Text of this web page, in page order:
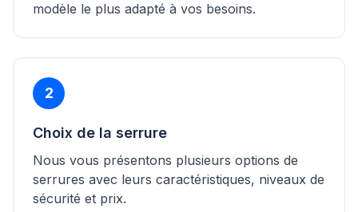
modèle le plus adapté à vos besoins.
2
Choix de la serrure
Nous vous présentons plusieurs options de
serrures avec leurs caractéristiques, niveaux de
sécurité et prix.